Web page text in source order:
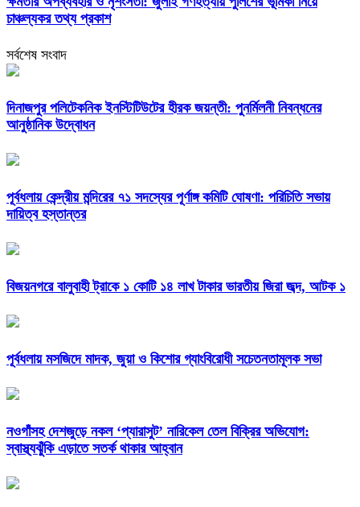
চাঞ্চল্যকর তথ্য প্রকাশ
সর্বশেষ সংবাদ
দিনাজপুর পলিটেকনিক ইনস্টিটিউটের হীরক জয়ন্তী: পুনর্মিলনী নিবন্ধনের
আনুষ্ঠানিক উদ্বোধন
পূর্বধলায় কেন্দ্রীয় মন্দিরের ৭১ সদস্যের পূর্ণাঙ্গ কমিটি ঘোষণা: পরিচিতি সভায়
দায়িত্ব হস্তান্তর
বিজয়নগরে বালুবাহী ট্রাকে ১ কোটি ১৪ লাখ টাকার ভারতীয় জিরা জব্দ, আটক ১
পূর্বধলায় মসজিদে মাদক, জুয়া ও কিশোর গ্যাংবিরোধী সচেতনতামূলক সভা
নওগাঁসহ দেশজুড়ে নকল ‘প্যারাসুট’ নারিকেল তেল বিক্রির অভিযোগ:
স্বাস্থ্যঝুঁকি এড়াতে সতর্ক থাকার আহ্বান